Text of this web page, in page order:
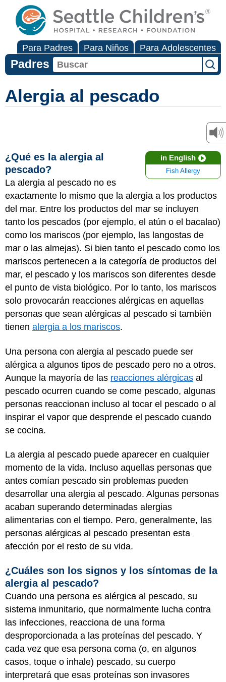
Para Padres Para Niños Para Adolescentes
Padres
Alergia al pescado
in English
Fish Allergy
¿Qué es la alergia al
pescado?
La alergia al pescado no es
exactamente lo mismo que la alergia a los productos
del mar. Entre los productos del mar se incluyen
tanto los pescados (por ejemplo, el atún o el bacalao)
como los mariscos (por ejemplo, las langostas de
mar o las almejas). Si bien tanto el pescado como los
mariscos pertenecen a la categoría de productos del
mar, el pescado y los mariscos son diferentes desde
el punto de vista biológico. Por lo tanto, los mariscos
solo provocarán reacciones alérgicas en aquellas
personas que sean alérgicas al pescado si también
tienen alergia a los mariscos.
Una persona con alergia al pescado puede ser
alérgica a algunos tipos de pescado pero no a otros.
Aunque la mayoría de las reacciones alérgicas al
pescado ocurren cuando se come pescado, algunas
personas reaccionan incluso al tocar el pescado o al
inspirar el vapor que desprende el pescado cuando
se cocina.
La alergia al pescado puede aparecer en cualquier
momento de la vida. Incluso aquellas personas que
antes comían pescado sin problemas pueden
desarrollar una alergia al pescado. Algunas personas
acaban superando determinadas alergias
alimentarias con el tiempo. Pero, generalmente, las
personas alérgicas al pescado presentan esta
afección por el resto de su vida.
¿Cuáles son los signos y los síntomas de la
alergia al pescado?
Cuando una persona es alérgica al pescado, su
sistema inmunitario, que normalmente lucha contra
las infecciones, reacciona de una forma
desproporcionada a las proteínas del pescado. Y
cada vez que esa persona coma (o, en algunos
casos, toque o inhale) pescado, su cuerpo
interpretará que esas proteínas son invasores